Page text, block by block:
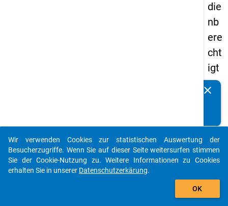
die
nb
ere
cht
igt
en
s
20
08
clear
auto_stories
add_shopping_cart
Wir verwenden Cookies zur statistischen Auswertung der
Besucherzugriffe. Wenn Sie auf dieser Seite weitersurfen stimmen
Sie der Cookie-Nutzung zu. Weitere Informationen zu Cookies
erhalten Sie in unserer Datenschutzerkärung.
OK